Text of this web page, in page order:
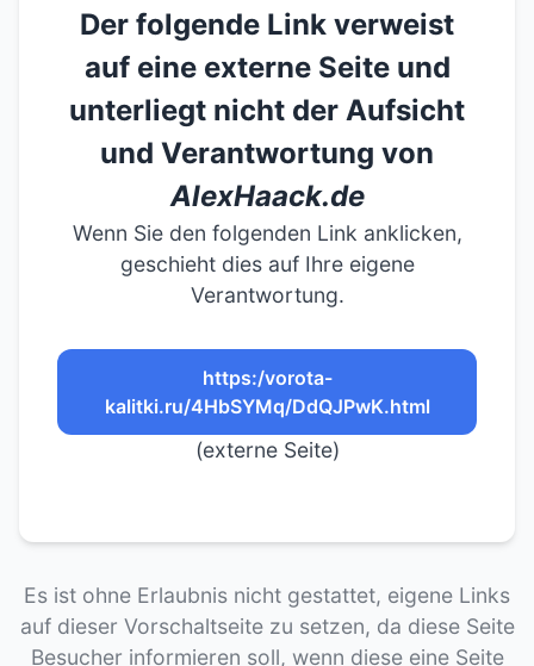
Der folgende Link verweist
auf eine externe Seite und
unterliegt nicht der Aufsicht
und Verantwortung von
AlexHaack.de
Wenn Sie den folgenden Link anklicken,
geschieht dies auf Ihre eigene
Verantwortung.
https:/vorota-
kalitki.ru/4HbSYMq/DdQJPwK.html
(externe Seite)
Es ist ohne Erlaubnis nicht gestattet, eigene Links
auf dieser Vorschaltseite zu setzen, da diese Seite
Besucher informieren soll, wenn diese eine Seite